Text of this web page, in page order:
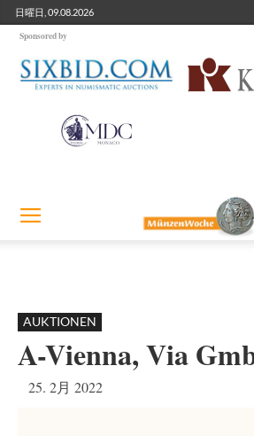
日曜日, 09.08.2026
Sponsored by
AUKTIONEN
A-Vienna, Via
25. 2月 2022